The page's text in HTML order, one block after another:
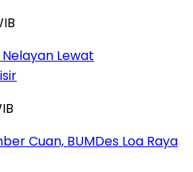
Lewat
Cuan, BUMDes Loa Raya